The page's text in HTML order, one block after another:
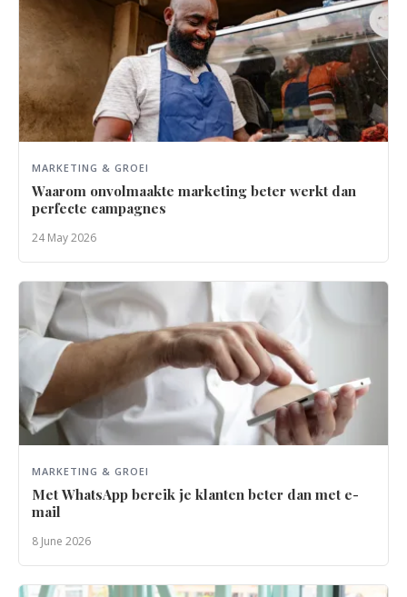
MARKETING & GROEI
Waarom onvolmaakte marketing beter werkt dan
perfecte campagnes
24 May 2026
MARKETING & GROEI
Met WhatsApp bereik je klanten beter dan met e-
mail
8 June 2026